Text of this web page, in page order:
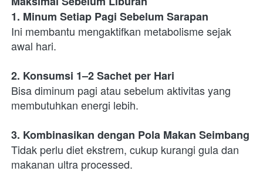
1. Minum Setiap Pagi Sebelum Sarapan
Ini membantu mengaktifkan metabolisme sejak
awal hari.
2. Konsumsi 1–2 Sachet per Hari
Bisa diminum pagi atau sebelum aktivitas yang
membutuhkan energi lebih.
3. Kombinasikan dengan Pola Makan Seimbang
Tidak perlu diet ekstrem, cukup kurangi gula dan
makanan ultra processed.